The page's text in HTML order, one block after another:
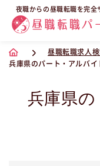
夜職からの昼職転職を完全
昼職転職求人
兵庫県のパート・アルバ
兵庫県の